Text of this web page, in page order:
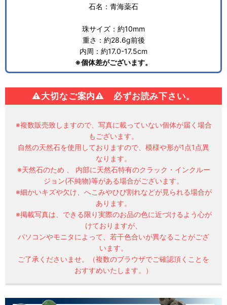
石名：青海薬石
珠サイズ：約10mm
重さ：約28.6g前後
内周：約17.0-17.5cm
※個体差がございます。
⚠大切なご案内⚠ 必ずお読み下さい。
※複数販売致しますので、写真に載っていない個体が届く場合
もございます。
自然の天然石を使用しておりますので、模様や形が1点1点異
なります。
※天然石のため 、 内部に天然石特有のクラック・インクルー
ジョン(不純物)等がある場合がございます。
※細かいキズや欠け、へこみやひび割れなどが見られる場合が
あります。
※掲載写真は、できる限り実際のお品の色に近づけるよう心が
けておりますが、
パソコンやモニタによって、若干色合いが異なることがござ
います。
ご了承くださいませ。（複数のブラウザでご確認頂くことを
おすすめいたします。）